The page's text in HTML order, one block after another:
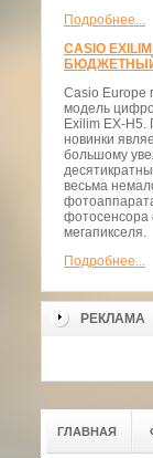
Подробнее...
CASIO
Casio Europe
модель
Exilim EX-H5.
новинки
большому
весьма
фотосенсора
мегапикселя.
Подробнее...
РЕКЛАМА
ГЛАВНАЯ